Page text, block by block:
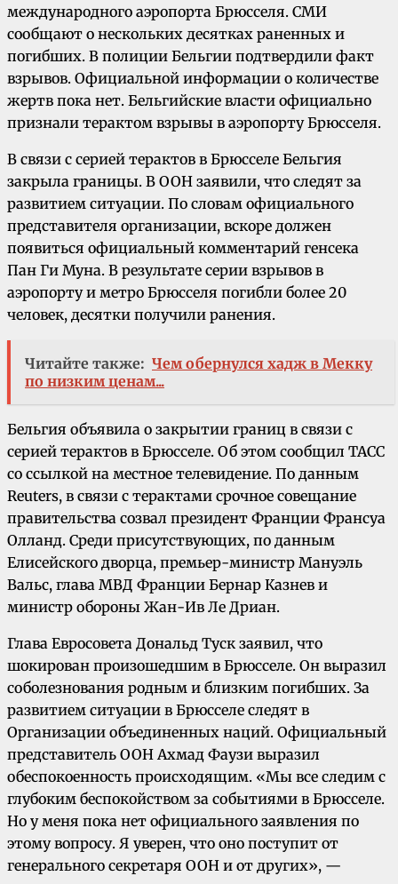
международного аэропорта Брюсселя. СМИ
сообщают о нескольких десятках раненных и
погибших. В полиции Бельгии подтвердили факт
взрывов. Официальной информации о количестве
жертв пока нет. Бельгийские власти официально
признали терактом взрывы в аэропорту Брюсселя.
В связи с серией терактов в Брюсселе Бельгия
закрыла границы. В ООН заявили, что следят за
развитием ситуации. По словам официального
представителя организации, вскоре должен
появиться официальный комментарий генсека
Пан Ги Муна. В результате серии взрывов в
аэропорту и метро Брюсселя погибли более 20
человек, десятки получили ранения.
Читайте также: Чем обернулся хадж в Мекку
по низким ценам...
Бельгия объявила о закрытии границ в связи с
серией терактов в Брюсселе. Об этом сообщил ТАСС
со ссылкой на местное телевидение. По данным
Reuters, в связи с терактами срочное совещание
правительства созвал президент Франции Франсуа
Олланд. Среди присутствующих, по данным
Елисейского дворца, премьер-министр Мануэль
Вальс, глава МВД Франции Бернар Казнев и
министр обороны Жан-Ив Ле Дриан.
Глава Евросовета Дональд Туск заявил, что
шокирован произошедшим в Брюсселе. Он выразил
соболезнования родным и близким погибших. За
развитием ситуации в Брюсселе следят в
Организации объединенных наций. Официальный
представитель ООН Ахмад Фаузи выразил
обеспокоенность происходящим. «Мы все следим с
глубоким беспокойством за событиями в Брюсселе.
Но у меня пока нет официального заявления по
этому вопросу. Я уверен, что оно поступит от
генерального секретаря ООН и от других», —